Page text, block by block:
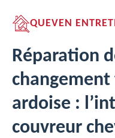
QUEVEN
Réparation
ardoise :
couvreur